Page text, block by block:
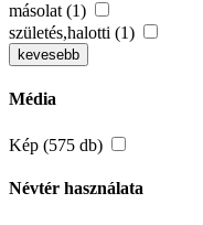
másolat (1)
születés,halotti (1)
kevesebb
Média
Kép (575 db)
Névtér használata